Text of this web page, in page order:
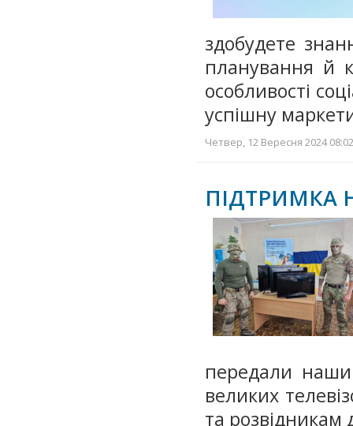
здобудете
планування й
особливості
успішну
Четвер, 12 Вересня 2024
ПІДТРИМКА
передали
великих
та